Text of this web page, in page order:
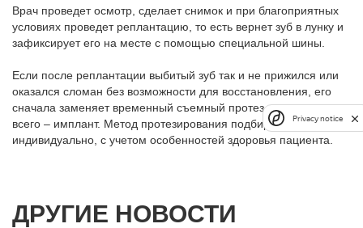
Врач проведет осмотр, сделает снимок и при благоприятных
условиях проведет реплантацию, то есть вернет зуб в лунку и
зафиксирует его на месте с помощью специальной шины.
Если после реплантации выбитый зуб так и не прижился или
оказался сломан без возможности для восстановления, его
сначала заменяет временный съемный протез, а позже чаще
всего – имплант. Метод протезирования подбирается
индивидуально, с учетом особенностей здоровья пациента.
ДРУГИЕ НОВОСТИ
Privacy notice